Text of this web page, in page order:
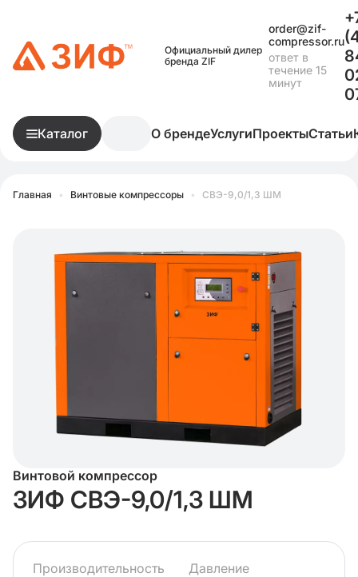
Официальный дилер
бренда ZIF
order@zif-
compressor.ru
ответ в
течение 15
минут
Каталог О брендеУслугиПроектыСтатьи
Главная • Винтовые компрессоры • СВЭ-9,0/1,3 ШМ
Винтовой компрессор
ЗИФ СВЭ-9,0/1,3 ШМ
Производительность
Давление